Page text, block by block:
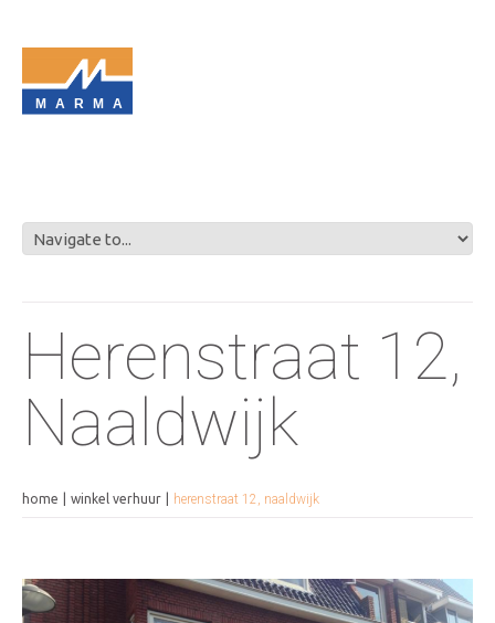
MARMA
Herenstraat 12,
Naaldwijk
home winkel verhuur herenstraat 12, naaldwijk